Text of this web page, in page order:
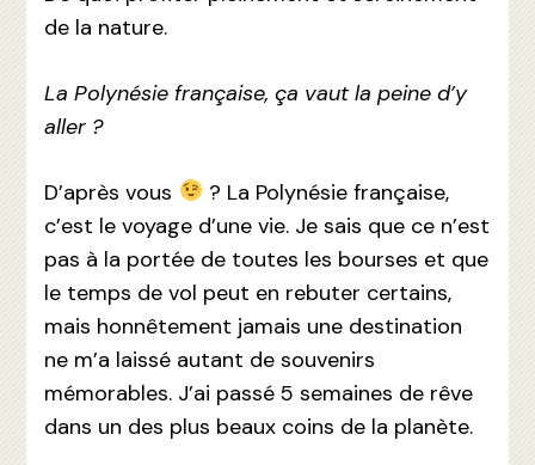
de la nature.
La Polynésie française, ça vaut la peine d’y
aller ?
D’après vous
? La Polynésie française,
c’est le voyage d’une vie. Je sais que ce n’est
pas à la portée de toutes les bourses et que
le temps de vol peut en rebuter certains,
mais honnêtement jamais une destination
ne m’a laissé autant de souvenirs
mémorables. J’ai passé 5 semaines de rêve
dans un des plus beaux coins de la planète.